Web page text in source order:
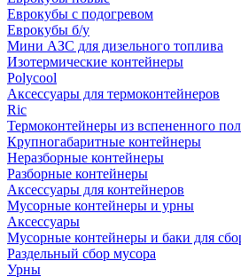
Еврокубы с подогревом
Еврокубы б/у
Мини АЗС для дизельного топлива
Изотермические контейнеры
Polycool
Аксессуары для термоконтейнеров
Ric
Термоконтейнеры из вспененного
Крупногабаритные контейнеры
Неразборные контейнеры
Разборные контейнеры
Аксессуары для контейнеров
Мусорные контейнеры и урны
Аксессуары
Мусорные контейнеры и баки для
Раздельный сбор мусора
Урны